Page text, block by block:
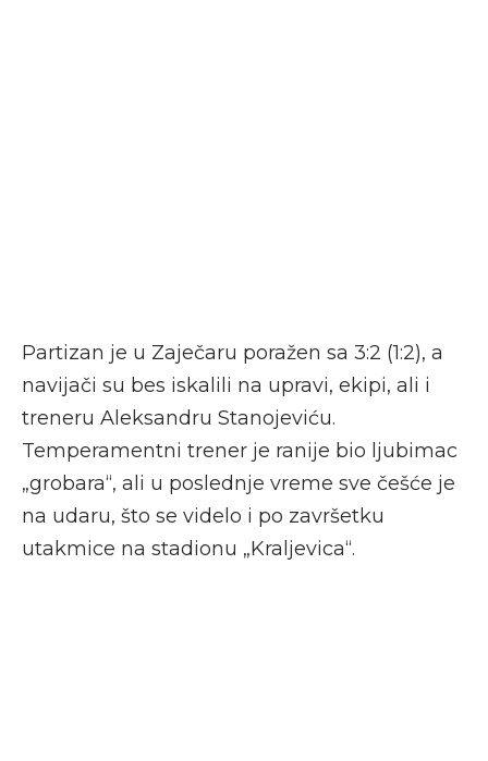
Partizan je u Zaječaru poražen sa 3:2 (1:2), a
navijači su bes iskalili na upravi, ekipi, ali i
treneru Aleksandru Stanojeviću.
Temperamentni trener je ranije bio ljubimac
„grobara“, ali u poslednje vreme sve češće je
na udaru, što se videlo i po završetku
utakmice na stadionu „Kraljevica“.